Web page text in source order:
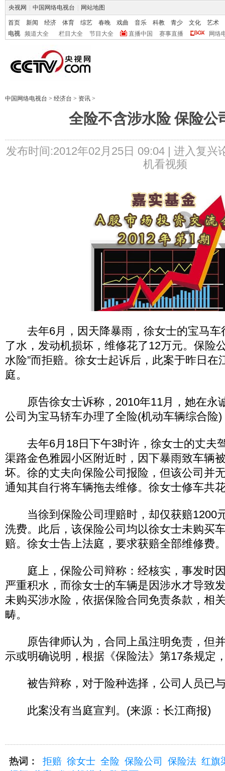
央视网 中国网络电视台 网站地图
首页 新闻 经济 体育 综艺 春晚 戏曲 音乐 科教 青少 文化
艺术
电视
频道大全 栏目大全 节目大全 直播中国 赛事直播 网络
中国网络电视台 > 经济台 > 资讯 >
全险不含涉水险 保险公
发布时间:2012年02月25日 09:04 | 进入复兴
机看视频
去年6月，因天降暴雨，徐女士的宝马车
了水，发动机损坏，维修花了12万元。保险
水险”而拒赔。徐女士起诉后，此案于昨日在
庭。
原告徐女士诉称，2010年11月，她在永
公司为宝马轿车办理了全险(机动车辆综合险
去年6月18日下午3时许，徐女士的丈夫
渠路金色雅园小区附近时，因下暴雨致车辆
坏。徐的丈夫向保险公司报险，但该公司并
通知其自行将车辆拖去维修。徐女士修车共
当徐到保险公司理赔时，却仅获赔1200
洗费。此后，该保险公司均以徐女士未购买
赔。徐女士告上法庭，要求获赔全部维修费
庭上，保险公司辩称：经核实，事发时
严重积水，而徐女士的车辆是因涉水才导致
未购买涉水险，依据保险合同免责条款，相
畴。
原告律师认为，合同上虽注明免责，但
示或明确说明，根据《保险法》第17条规定
被告辩称，对于险种选择，公司人员已
此案没有当庭宣判。(来源：长江商报)
热词： 拒赔 徐女士 全险 保险公司 保险法 红旗